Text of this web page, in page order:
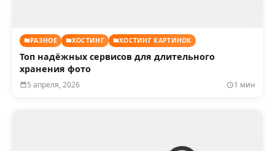
РАЗНОЕ ХОСТИНГ ХОСТИНГ КАРТИНОК
Топ надёжных сервисов для длительного
хранения фото
5 апреля, 2026 1 мин